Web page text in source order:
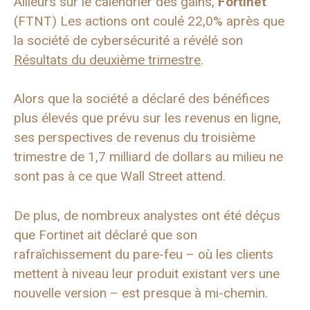
(FTNT) Les actions ont coulé 22,0% après que
la société de cybersécurité a révélé son
Résultats du deuxième trimestre.
Alors que la société a déclaré des bénéfices
plus élevés que prévu sur les revenus en ligne,
ses perspectives de revenus du troisième
trimestre de 1,7 milliard de dollars au milieu ne
sont pas à ce que Wall Street attend.
De plus, de nombreux analystes ont été déçus
que Fortinet ait déclaré que son
rafraîchissement du pare-feu – où les clients
mettent à niveau leur produit existant vers une
nouvelle version – est presque à mi-chemin.